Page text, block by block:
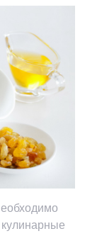
кулинарные